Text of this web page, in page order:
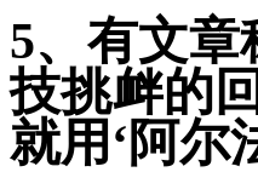
5、有文章
技挑衅的
就用‘阿尔